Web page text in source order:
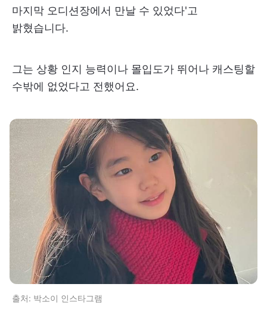
마지막 오디션장에서 만날 수 있었다'고
밝혔습니다.
그는 상황 인지 능력이나 몰입도가 뛰어나 캐스팅할
수밖에 없었다고 전했어요.
출처: 박소이 인스타그램